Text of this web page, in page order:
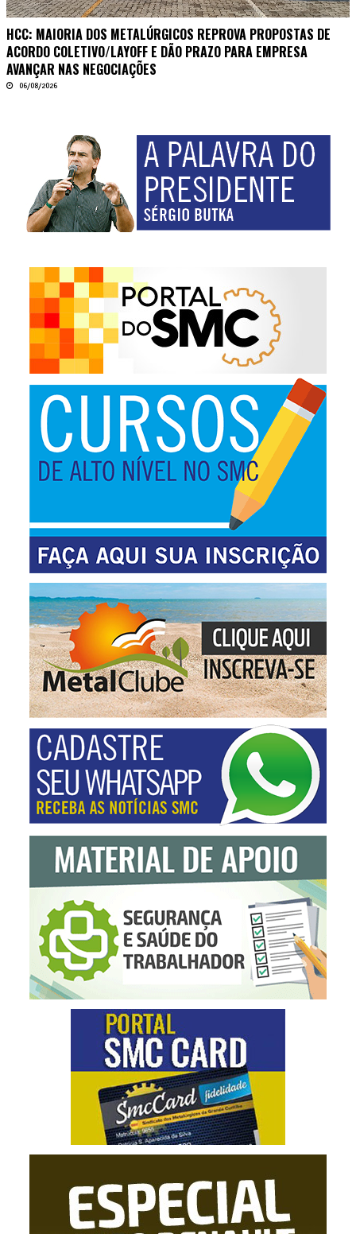
HCC: MAIORIA DOS METALÚRGICOS REPROVA PROPOSTAS DE
ACORDO COLETIVO/LAYOFF E DÃO PRAZO PARA EMPRESA
AVANÇAR NAS NEGOCIAÇÕES
06/08/2026